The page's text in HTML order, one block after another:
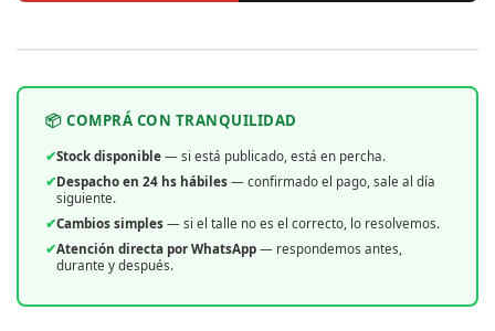
📦 COMPRÁ CON TRANQUILIDAD
✔Stock disponible — si está publicado, está en percha.
✔Despacho en 24 hs hábiles — confirmado el pago, sale al día
siguiente.
✔Cambios simples — si el talle no es el correcto, lo resolvemos.
✔Atención directa por WhatsApp — respondemos antes,
durante y después.